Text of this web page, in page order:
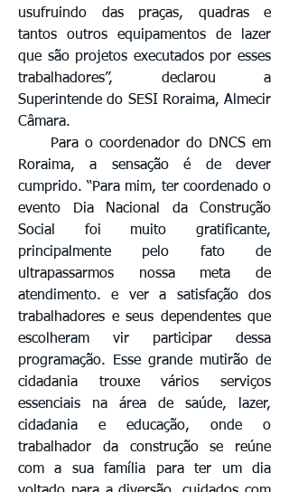
usufruindo das praças, quadras e
tantos outros equipamentos de lazer
que são projetos executados por esses
trabalhadores”, declarou a
Superintende do SESI Roraima, Almecir
Câmara.
Para o coordenador do DNCS em
Roraima, a sensação é de dever
cumprido. “Para mim, ter coordenado o
evento Dia Nacional da Construção
Social foi muito gratificante,
principalmente pelo fato de
ultrapassarmos nossa meta de
atendimento. e ver a satisfação dos
trabalhadores e seus dependentes que
escolheram vir participar dessa
programação. Esse grande mutirão de
cidadania trouxe vários serviços
essenciais na área de saúde, lazer,
cidadania e educação, onde o
trabalhador da construção se reúne
com a sua família para ter um dia